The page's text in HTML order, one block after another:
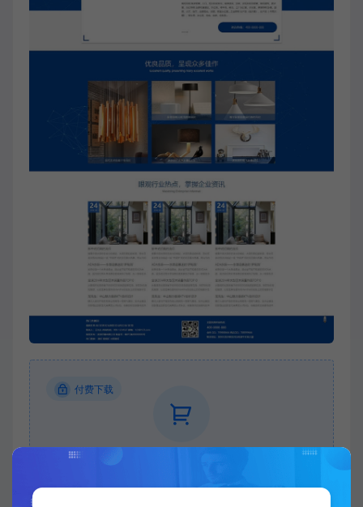
付费下载
当前内容需要登录后下载